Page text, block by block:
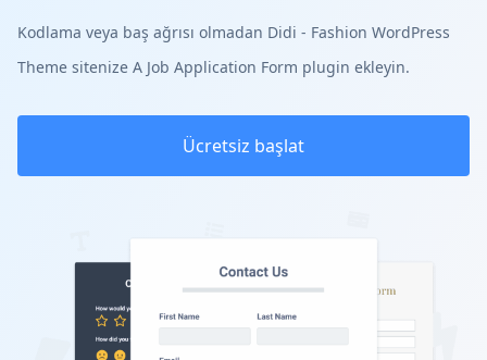
Kodlama veya baş ağrısı olmadan Didi - Fashion WordPress
Theme sitenize A Job Application Form plugin ekleyin.
Ücretsiz başlat